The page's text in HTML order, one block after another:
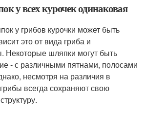
у всех курочек одинаковая
у грибов курочки может быть
это от вида гриба и
Некоторые шляпки могут быть
- с различными пятнами, полосами
несмотря на различия в
всегда сохраняют свою